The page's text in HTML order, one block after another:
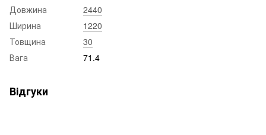
Довжина
2440
Ширина
1220
Товщина
30
Вага
71.4
Відгуки